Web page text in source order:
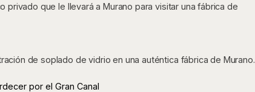
privado que le llevará a Murano para visitar una fábrica de
de soplado de vidrio en una auténtica fábrica de Murano.
por el Gran Canal